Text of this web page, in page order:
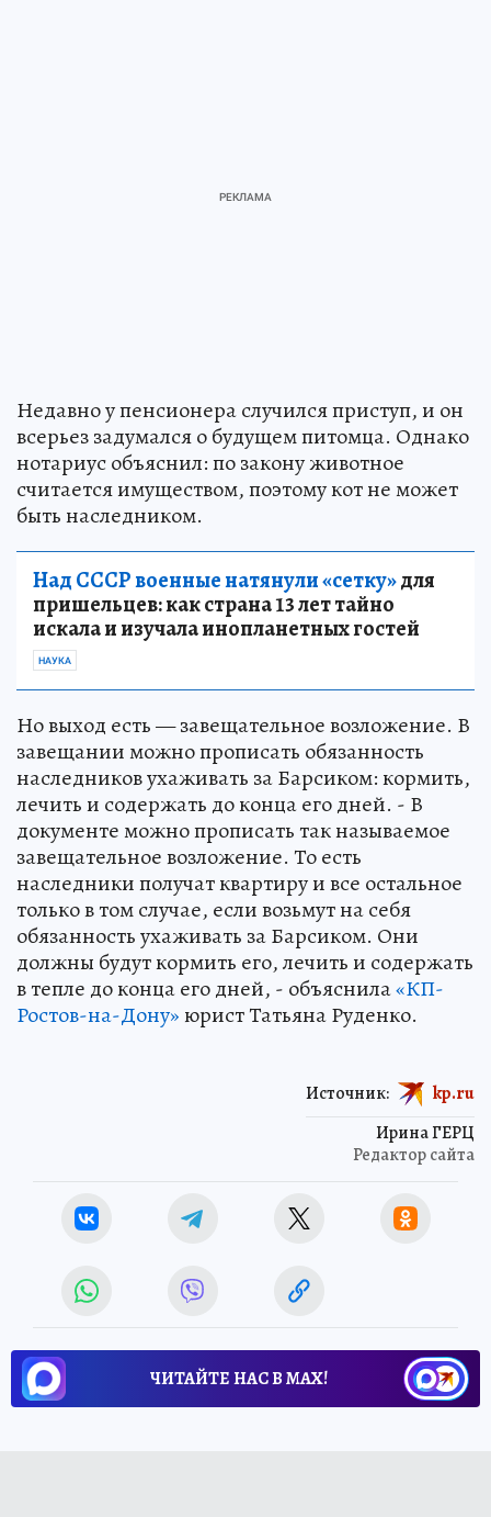
Недавно у пенсионера случился приступ, и он
всерьез задумался о будущем питомца. Однако
нотариус объяснил: по закону животное
считается имуществом, поэтому кот не может
быть наследником.
Над СССР военные натянули «сетку»для
пришельцев: как страна 13 лет тайно
искала и изучала инопланетных гостей
НАУКА
Но выход есть — завещательное возложение. В
завещании можно прописать обязанность
наследников ухаживать за Барсиком: кормить,
лечить и содержать до конца его дней. - В
документе можно прописать так называемое
завещательное возложение. То есть
наследники получат квартиру и все остальное
только в том случае, если возьмут на себя
обязанность ухаживать за Барсиком. Они
должны будут кормить его, лечить и содержать
в тепле до конца его дней, - объяснила«КП-
Ростов-на-Дону» юрист Татьяна Руденко.
Ирина ГЕРЦ
Редактор сайта
Источник: kp.ru
ЧИТАЙТЕ НАС В МАХ!